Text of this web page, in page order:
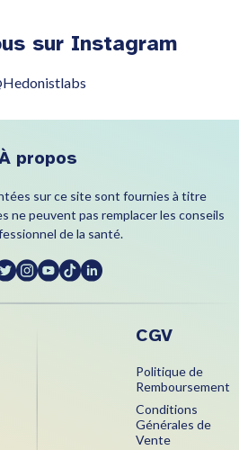
sur Instagram
propos
sur ce site sont fournies à titre
ne peuvent pas remplacer les conseils
de la santé.
CGV
Politique de
Remboursement
Conditions
Générales de
Vente